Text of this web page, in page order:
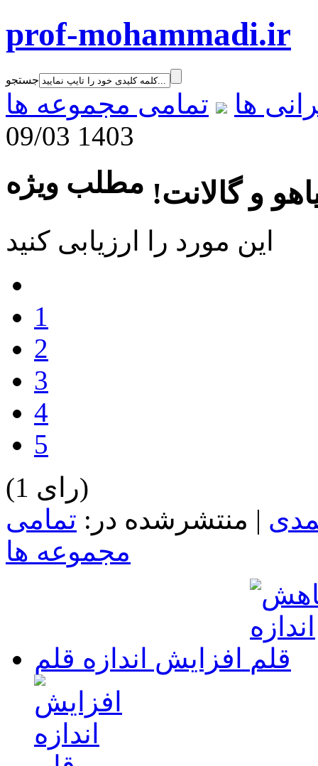
prof-mohammadi.ir
جستجو
ها
تمامی مجموعه ها
09/03 1403
و گالانت! مطلب ویژه
این مورد را ارزیابی کنید
1
2
3
4
5
(1 رای)
| منتشرشده در: تمامی
مجموعه ها
افزایش اندازه قلم